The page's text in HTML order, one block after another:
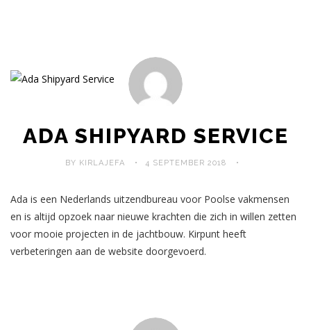
ADA SHIPYARD SERVICE
BY KIRLAJEFA 4 SEPTEMBER 2018
Ada is een Nederlands uitzendbureau voor Poolse vakmensen
en is altijd opzoek naar nieuwe krachten die zich in willen zetten
voor mooie projecten in de jachtbouw. Kirpunt heeft
verbeteringen aan de website doorgevoerd.